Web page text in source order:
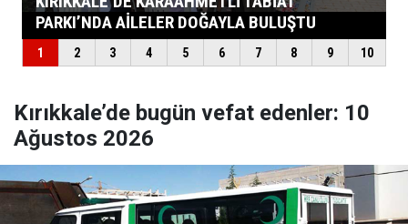
Kırıkkale’de bugün vefat edenler: 10
Ağustos 2026